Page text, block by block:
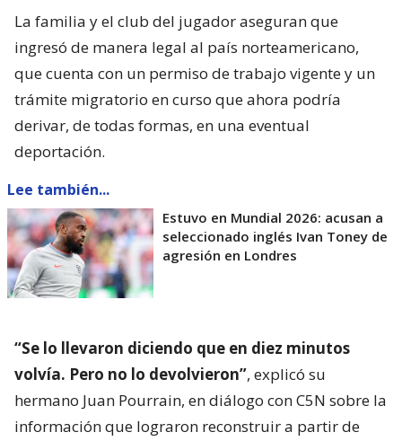
La familia y el club del jugador aseguran que
ingresó de manera legal al país norteamericano,
que cuenta con un permiso de trabajo vigente y un
trámite migratorio en curso que ahora podría
derivar, de todas formas, en una eventual
deportación.
Lee también...
Estuvo en Mundial 2026: acusan a
seleccionado inglés Ivan Toney de
agresión en Londres
“Se lo llevaron diciendo que en diez minutos
volvía. Pero no lo devolvieron”, explicó su
hermano Juan Pourrain, en diálogo con C5N sobre la
información que lograron reconstruir a partir de